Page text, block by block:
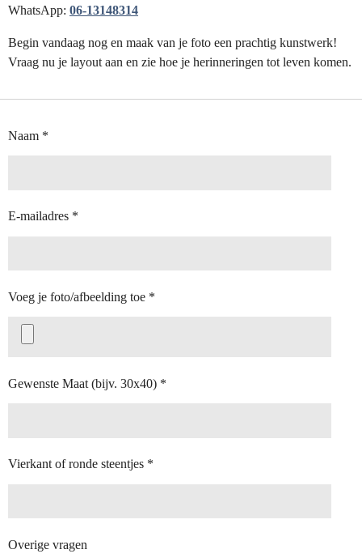
WhatsApp: 06-13148314
Begin vandaag nog en maak van je foto een prachtig kunstwerk!
Vraag nu je layout aan en zie hoe je herinneringen tot leven komen.
Naam *
E-mailadres *
Voeg je foto/afbeelding toe *
Gewenste Maat (bijv. 30x40) *
Vierkant of ronde steentjes *
Overige vragen